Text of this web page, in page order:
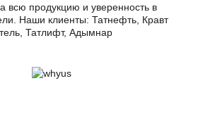
всю продукцию и уверенность в
Наши клиенты: Татнефть, Кравт
Татлифт, Адымнар